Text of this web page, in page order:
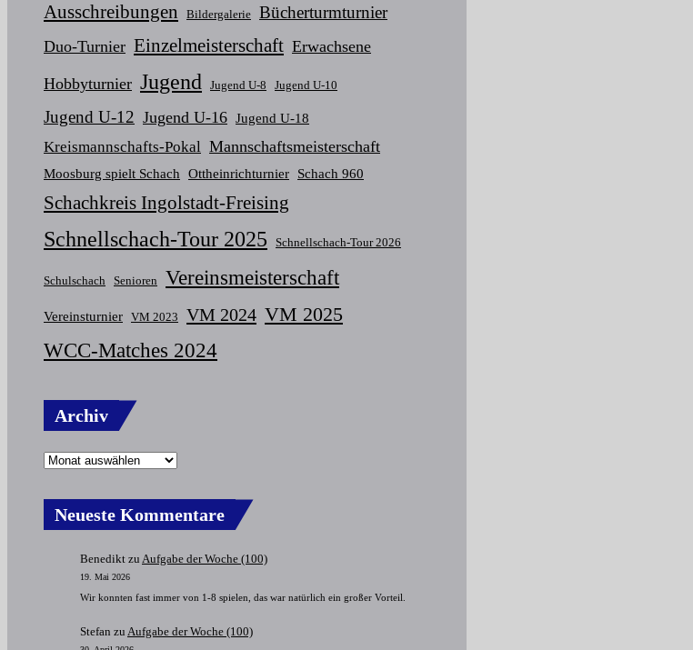
Ausschreibungen Bildergalerie Bücherturmturnier
Duo-Turnier Einzelmeisterschaft Erwachsene
Hobbyturnier Jugend Jugend U-8 Jugend U-10
Jugend U-12 Jugend U-16 Jugend U-18
Kreismannschafts-Pokal Mannschaftsmeisterschaft
Moosburg spielt Schach Ottheinrichturnier Schach 960
Schachkreis Ingolstadt-Freising
Schnellschach-Tour 2025 Schnellschach-Tour 2026
Schulschach Senioren Vereinsmeisterschaft
Vereinsturnier VM 2023 VM 2024 VM 2025
WCC-Matches 2024
Archiv
Neueste Kommentare
Benedikt zu Aufgabe der Woche (100)
19. Mai 2026
Wir konnten fast immer von 1-8 spielen, das war natürlich ein großer Vorteil.
Stefan zu Aufgabe der Woche (100)